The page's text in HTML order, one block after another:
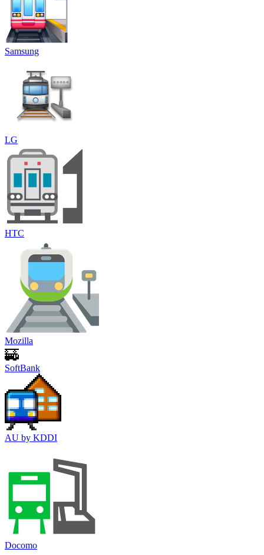
Samsung
LG
HTC
Mozilla
SoftBank
AU by KDDI
Docomo